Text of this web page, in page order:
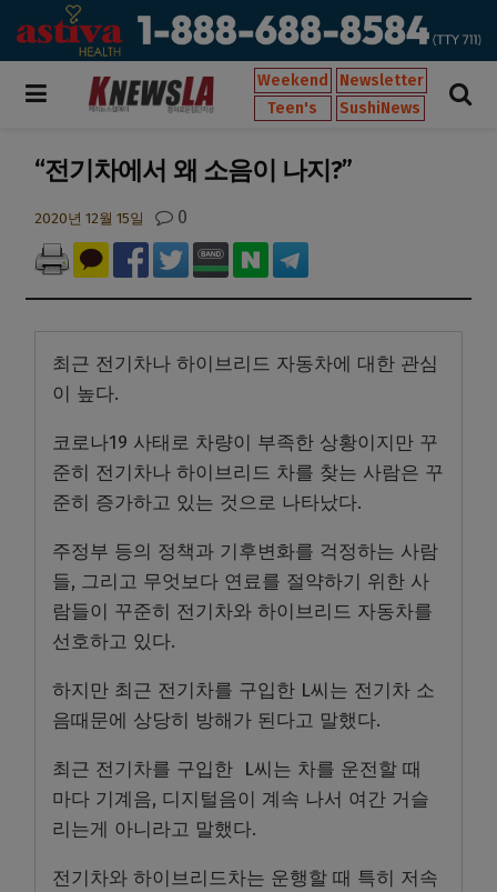
Weekend
Newsletter
Teen's
SushiNews
“전기차에서 왜 소음이 나지?”
2020년 12월 15일 0
최근 전기차나 하이브리드 자동차에 대한 관심
이 높다.
코로나19 사태로 차량이 부족한 상황이지만 꾸
준히 전기차나 하이브리드 차를 찾는 사람은 꾸
준히 증가하고 있는 것으로 나타났다.
주정부 등의 정책과 기후변화를 걱정하는 사람
들, 그리고 무엇보다 연료를 절약하기 위한 사
람들이 꾸준히 전기차와 하이브리드 자동차를
선호하고 있다.
하지만 최근 전기차를 구입한 L씨는 전기차 소
음때문에 상당히 방해가 된다고 말했다.
최근 전기차를 구입한 L씨는 차를 운전할 때
마다 기계음, 디지털음이 계속 나서 여간 거슬
리는게 아니라고 말했다.
전기차와 하이브리드차는 운행할 때 특히 저속